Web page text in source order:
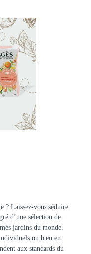
? Laissez-vous séduire
d’une sélection de
jardins du monde.
ou bien en
aux standards du